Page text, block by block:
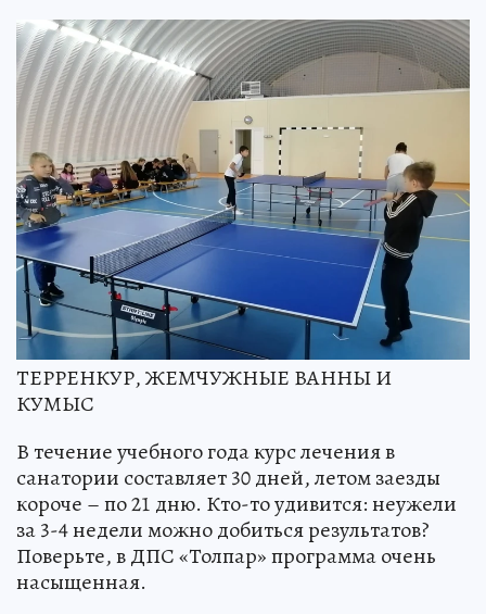
ТЕРРЕНКУР, ЖЕМЧУЖНЫЕ ВАННЫ И
КУМЫС
В течение учебного года курс лечения в
санатории составляет 30 дней, летом заезды
короче – по 21 дню. Кто-то удивится: неужели
за 3-4 недели можно добиться результатов?
Поверьте, в ДПС «Толпар» программа очень
насыщенная.